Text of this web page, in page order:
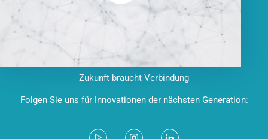
Zukunft braucht Verbindung
Folgen Sie uns für Innovationen der nächsten Generation: